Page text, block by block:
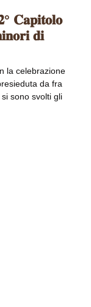
𝐂𝐚𝐩𝐢𝐭𝐨𝐥𝐨
𝐝𝐢
la celebrazione
da fra
sono svolti gli